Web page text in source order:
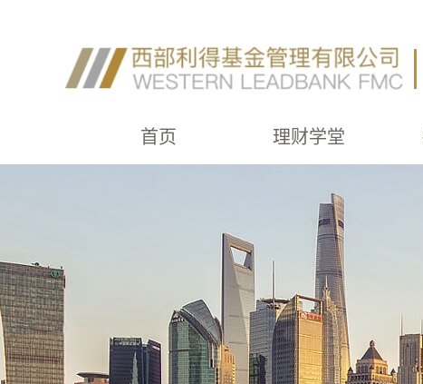
首页 理财学堂